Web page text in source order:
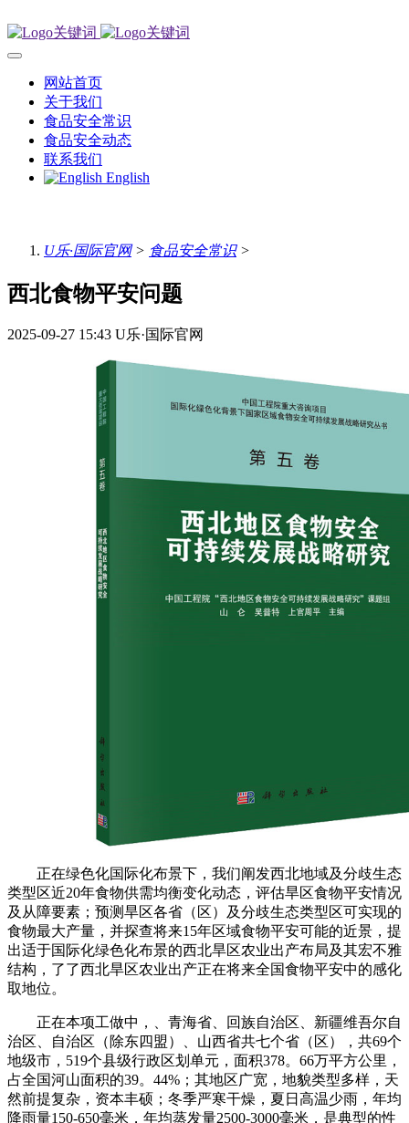
网站首页
关于我们
食品安全常识
食品安全动态
联系我们
English
U乐·国际官网> 食品安全常识>
西北食物平安问题
2025-09-27 15:43 U乐·国际官网
正在绿色化国际化布景下，我们阐发西北地域及分歧生态
类型区近20年食物供需均衡变化动态，评估旱区食物平安情况
及从障要素；预测旱区各省（区）及分歧生态类型区可实现的
食物最大产量，并探查将来15年区域食物平安可能的近景，提
出适于国际化绿色化布景的西北旱区农业出产布局及其宏不雅
结构，了了西北旱区农业出产正在将来全国食物平安中的感化
取地位。
正在本项工做中，、青海省、回族自治区、新疆维吾尔自
治区、自治区（除东四盟）、山西省共七个省（区），共69个
地级市，519个县级行政区划单元，面积378。66万平方公里，
占全国河山面积的39。44%；其地区广宽，地貌类型多样，天
然前提复杂，资本丰硕；冬季严寒干燥，夏日高温少雨，年均
降雨量150-650毫米，年均蒸发量2500-3000毫米，是典型的性